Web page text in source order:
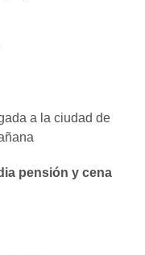
a la ciudad de
pensión y cena